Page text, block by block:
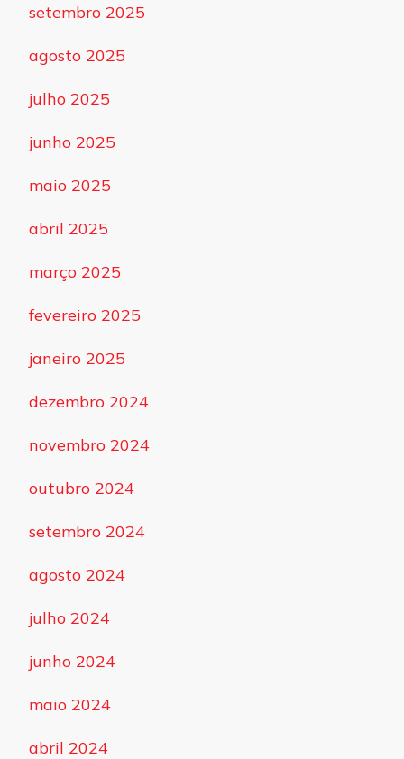
setembro 2025
agosto 2025
julho 2025
junho 2025
maio 2025
abril 2025
março 2025
fevereiro 2025
janeiro 2025
dezembro 2024
novembro 2024
outubro 2024
setembro 2024
agosto 2024
julho 2024
junho 2024
maio 2024
abril 2024